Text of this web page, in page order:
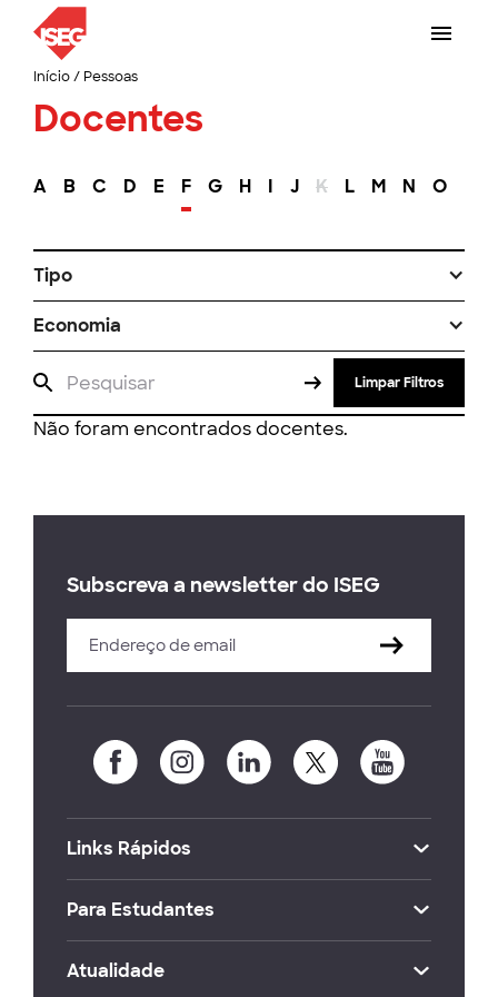
Início/ Pessoas
Docentes
A B C D E F G H I J K L M N O
Tipo
Economia
Limpar Filtros
Não foram encontrados docentes.
Subscreva a newsletter do ISEG
Links Rápidos
Para Estudantes
Atualidade